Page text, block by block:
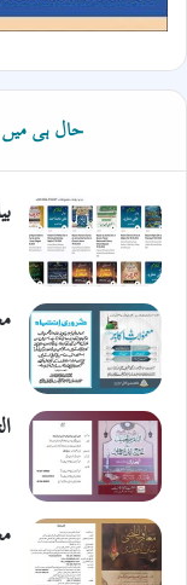
حال ہی میں